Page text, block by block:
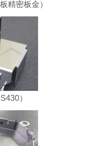
精密板金）
）